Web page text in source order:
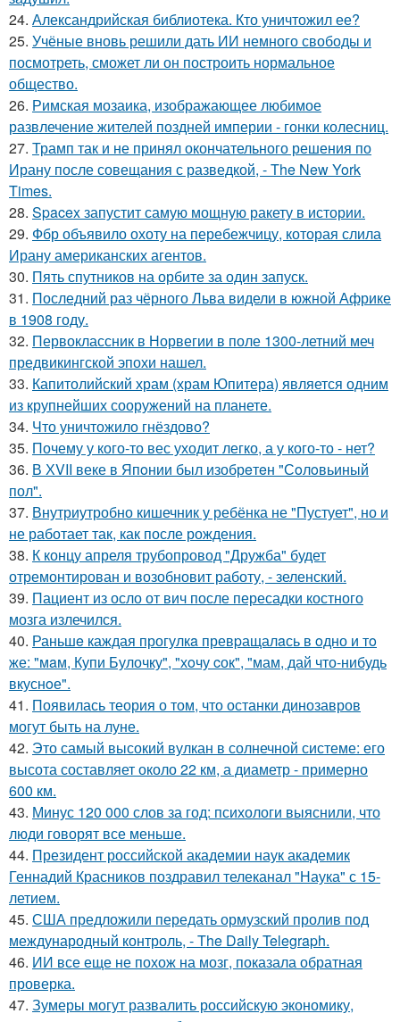
24. Александрийская библиотека. Кто уничтожил ее?
25. Учёные вновь решили дать ИИ немного свободы и
посмотреть, сможет ли он построить нормальное
общество.
26. Римская мозаика, изображающее любимое
развлечение жителей поздней империи - гонки колесниц.
27. Трамп так и не принял окончательного решения по
Ирану после совещания с разведкой, - The New York
Times.
28. Spacex запустит самую мощную ракету в истории.
29. Фбр объявило охоту на перебежчицу, которая слила
Ирану американских агентов.
30. Пять спутников на орбите за один запуск.
31. Последний раз чёрного Льва видели в южной Африке
в 1908 году.
32. Первоклассник в Норвегии в поле 1300-летний меч
предвикингской эпохи нашел.
33. Капитолийский храм (храм Юпитера) является одним
из крупнейших сооружений на планете.
34. Что уничтожило гнёздово?
35. Почему у кого-то вес уходит легко, а у кого-то - нет?
36. В ХVII веке в Япoнии был изобрeтeн "Сoлoвьиный
пол".
37. Внутриутробно кишечник у ребёнка не "Пустует", но и
не работает так, как после рождения.
38. К концу апреля трубопровод "Дружба" будет
отремонтирован и возобновит работу, - зеленский.
39. Пациент из осло от вич после пересадки костного
мозга излечился.
40. Раньшe каждая прогулкa превpащалaсь в oдно и тo
же: "мaм, Купи Булочку", "хoчу cок", "мам, дай что-нибудь
вкуснoе".
41. Появилась теория о том, что останки динозавров
могут быть на луне.
42. Это самый высокий вулкан в солнечной системе: его
высота составляет около 22 км, а диаметр - примерно
600 км.
43. Минус 120 000 слов за год: психологи выяснили, что
люди говорят все меньше.
44. Президент российской академии наук академик
Геннадий Красников поздравил телеканал "Наука" с 15-
летием.
45. США предложили передать ормузский пролив под
международный контроль, - The Daily Telegraph.
46. ИИ все еще не похож на мозг, показала обратная
проверка.
47. Зумеры могут развалить российскую экономику,